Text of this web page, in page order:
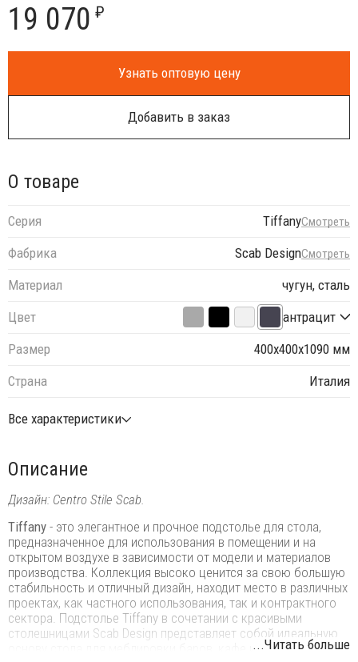
19 070 ₽
Узнать оптовую цену
Добавить в заказ
О товаре
Серия TiffanyСмотреть
Фабрика Scab DesignСмотреть
Материал
чугун, сталь
Цвет
антрацит
Размер
400х400х1090 мм
Страна
Италия
Все характеристики
Описание
Дизайн: Centro Stile Scab.
Tiffany - это элегантное и прочное подстолье для стола,
предназначенное для использования в помещении и на
открытом воздухе в зависимости от модели и материалов
производства. Коллекция высоко ценится за свою большую
стабильность и отличный дизайн, находит место в различных
проектах, как частного использования, так и контрактного
сектора. Подстолье Tiffany в сочетании с красивыми
столешницами Scab Design представляет собой идеальную
основу стола для меблировки баров, кафе или ресторанов.
...Читать больше